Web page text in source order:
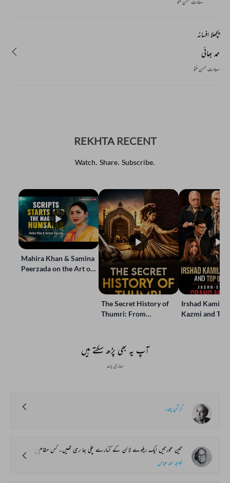
سعادت حسن منٹو
پچھلا افسانہ
ممد بھائی
سعادت حسن منٹو
REKHTA RECENT
Watch. Share. Subscribe.
Mahira Khan & Samina
Peerzada on the Art of
The Secret History of
Thumri: From
Irshad Kamil,
Kazmi and
آپ یہ بھی پڑھ سکتے ہیں
ہماری پسند
کرشن چندر
تین عورتیں ایک ریلوے لائن کے کنارے چلی جا رہی تھیں۔ کس مقام پر؟ کس ریلوے لائن کے کنارے؟ ان کا مذہب کیا تھا؟ ان کی ذات کیا تھی؟ یہ سب تفصیل غیرضروری ہے۔
خواجہ احمد عباس